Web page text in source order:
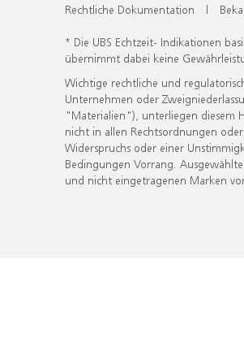
Rechtliche Dokumentation |
* Die UBS Echtzeit- Indikationen
übernimmt dabei keine
Wichtige rechtliche und
Unternehmen oder
"Materialien"), unterliegen diesem
nicht in allen Rechtsordnungen
Widerspruchs oder einer
Bedingungen Vorrang.
und nicht eingetragenen Marken